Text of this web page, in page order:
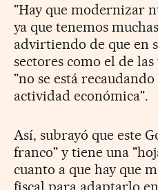
"Hay que modernizar
ya que tenemos
advirtiendo de que en
sectores como el de
"no se está
actividad económica".
Así, subrayó que este
franco" y tiene una
cuanto a que hay que
fiscal para adaptarlo